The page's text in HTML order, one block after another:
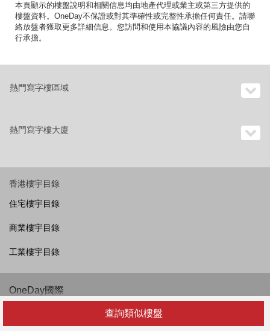
查詢類似樓盤
本頁顯示的樓盤說明和相關信息均由地產代理或業主或第三方提供的
樓盤資料。OneDay不保證或對其準確性或完整性承擔任何責任。請聯
絡放盤者獲取更多詳細信息。您訪問和使用本協議內容的風險由您自
行承擔。
熱門寫字樓區域
熱門寫字樓大廈
香港樓宇目錄
住宅樓宇目錄
商業樓宇目錄
工業樓宇目錄
OneDay國際